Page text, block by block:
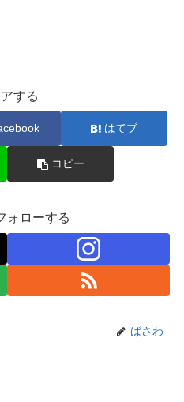
する
はてブ
コピー
ォローする
ばさわ